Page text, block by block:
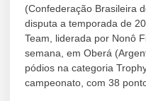
(Confederação Brasileira
disputa a temporada de
Team, liderada por Nonô
semana, em Oberá
pódios na categoria
campeonato, com 38